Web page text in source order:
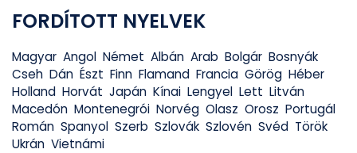
FORDÍTOTT NYELVEK
Magyar Angol Német Albán Arab Bolgár Bosnyák
Cseh Dán Észt Finn Flamand Francia Görög Héber
Holland Horvát Japán Kínai Lengyel Lett Litván
Macedón Montenegrói Norvég Olasz Orosz Portugál
Román Spanyol Szerb Szlovák Szlovén Svéd Török
Ukrán Vietnámi